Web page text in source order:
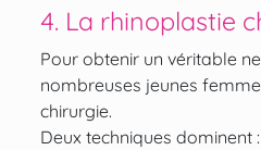
4. La rhinoplastie
Pour obtenir un véritable
nombreuses jeunes
chirurgie.
Deux techniques dominent :